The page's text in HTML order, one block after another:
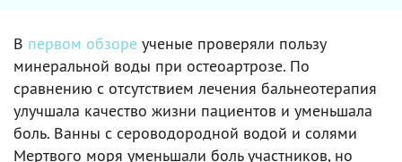
В первом обзоре ученые проверяли пользу
минеральной воды при остеоартрозе. По
сравнению с отсутствием лечения бальнеотерапия
улучшала качество жизни пациентов и уменьшала
боль. Ванны с сероводородной водой и солями
Мертвого моря уменьшали боль участников, но